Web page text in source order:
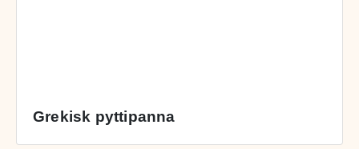
Grekisk pyttipanna